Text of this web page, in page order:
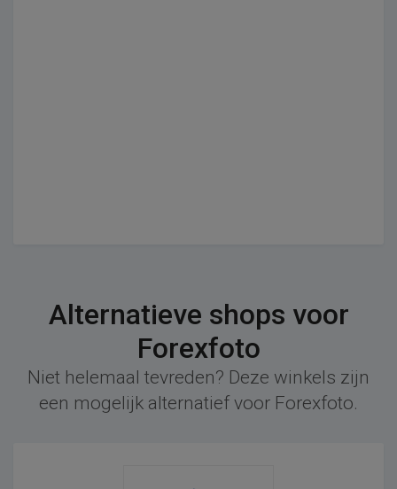
Alternatieve shops voor
Forexfoto
Niet helemaal tevreden? Deze winkels zijn
een mogelijk alternatief voor Forexfoto.